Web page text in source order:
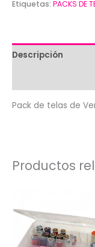
Requena
cantidad
Etiquetas: PACKS DE
Descripción
Pack de telas de
Productos